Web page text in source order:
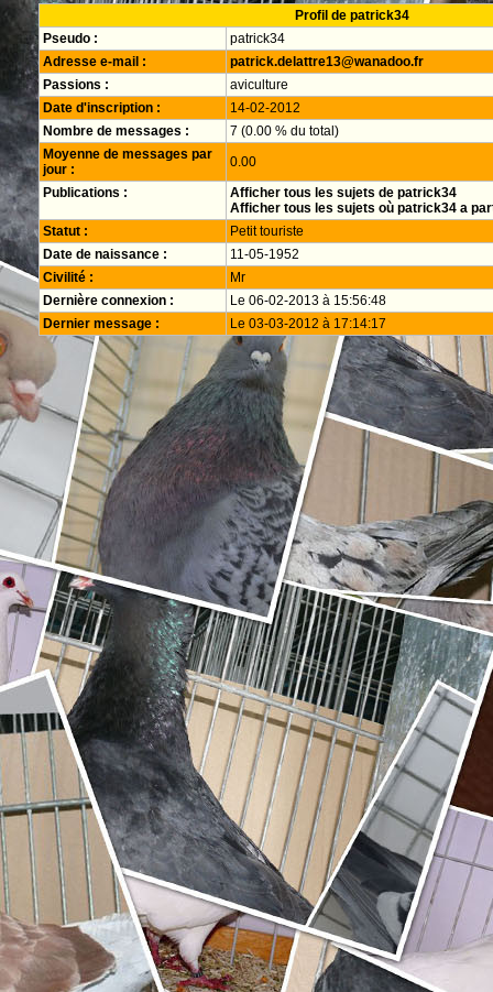
Profil de patrick34
Pseudo :
patrick34
Adresse e-mail :
patrick.delattre13@wanadoo.fr
Passions :
aviculture
Date d'inscription :
14-02-2012
Nombre de messages :
7 (0.00 % du total)
Moyenne de messages par
jour :
0.00
Publications :
Afficher tous les sujets de patrick34
Afficher tous les sujets où patrick34 a
Statut :
Petit touriste
Date de naissance :
11-05-1952
Civilité :
Mr
Dernière connexion :
Le 06-02-2013 à 15:56:48
Dernier message :
Le 03-03-2012 à 17:14:17